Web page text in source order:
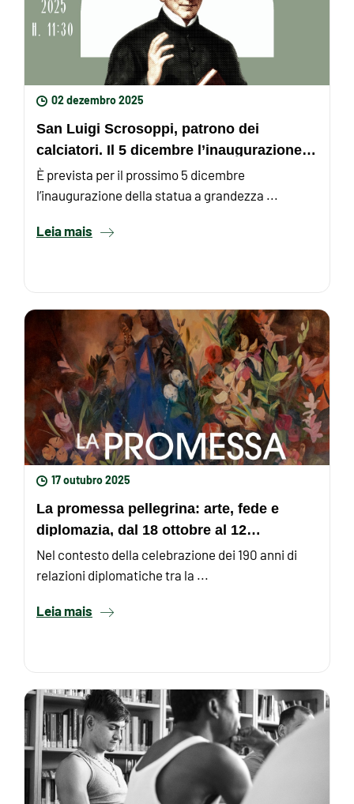
02 dezembro 2025
San Luigi Scrosoppi, patrono dei
calciatori. Il 5 dicembre l’inaugurazione
della statua
È prevista per il prossimo 5 dicembre
l’inaugurazione della statua a grandezza ...
Leia mais
17 outubro 2025
La promessa pellegrina: arte, fede e
diplomazia, dal 18 ottobre al 12
novembre 2025 alla Pontificia ...
Nel contesto della celebrazione dei 190 anni di
relazioni diplomatiche tra la ...
Leia mais